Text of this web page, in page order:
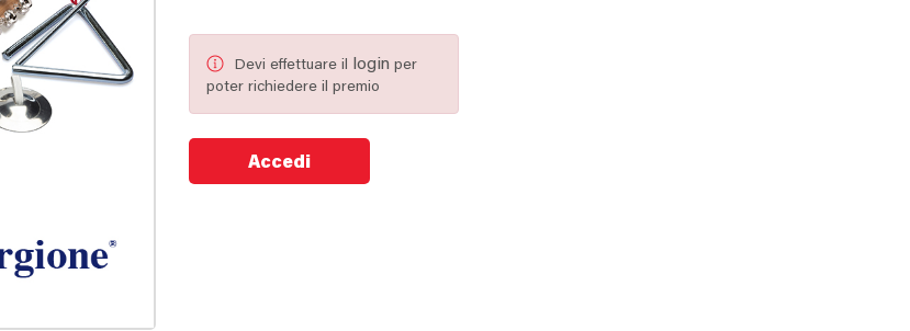
Devi effettuare il login per
poter richiedere il premio
Accedi